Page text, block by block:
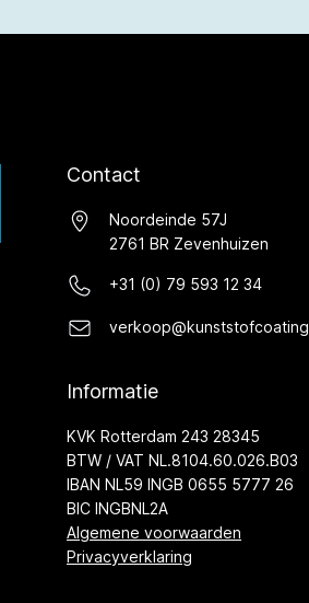
Contact
Noordeinde 57J
2761 BR Zevenhuizen
+31 (0) 79 593 12 34
Informatie
KVK Rotterdam 243 28345
BTW / VAT NL.8104.60.026.B03
IBAN NL59 INGB 0655 5777 26
BIC INGBNL2A
Algemene voorwaarden
Privacyverklaring